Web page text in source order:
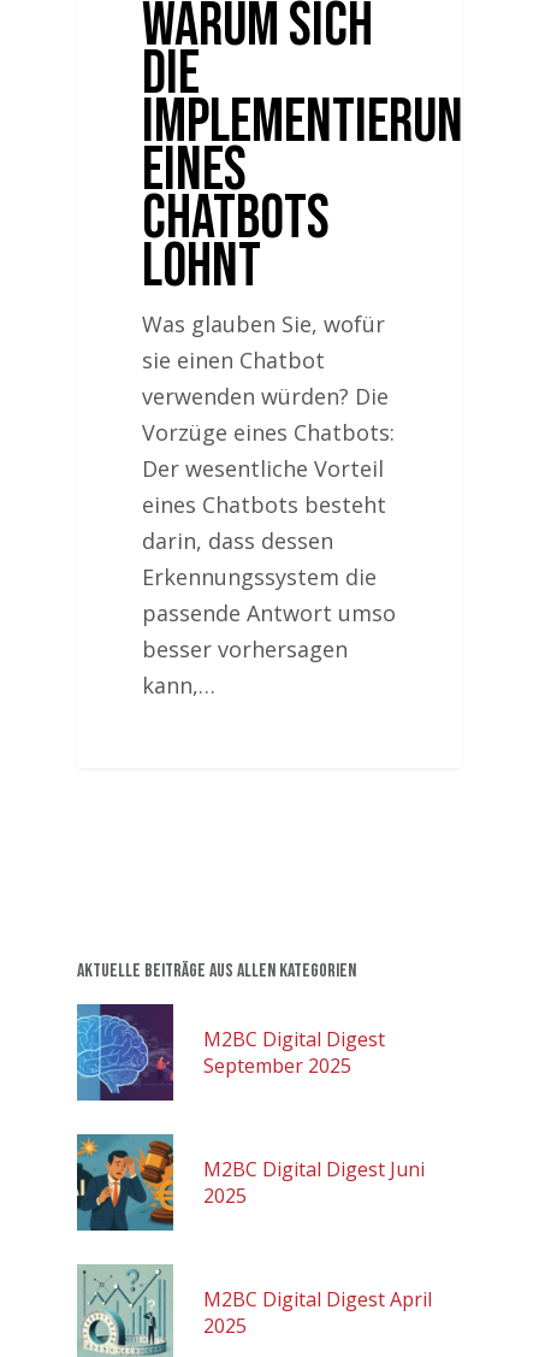
Warum sich
die
Implementierung
eines
Chatbots
lohnt
Was glauben Sie, wofür
sie einen Chatbot
verwenden würden? Die
Vorzüge eines Chatbots:
Der wesentliche Vorteil
eines Chatbots besteht
darin, dass dessen
Erkennungssystem die
passende Antwort umso
besser vorhersagen
kann,…
Aktuelle Beiträge aus allen Kategorien
M2BC Digital Digest
September 2025
M2BC Digital Digest Juni
2025
M2BC Digital Digest April
2025